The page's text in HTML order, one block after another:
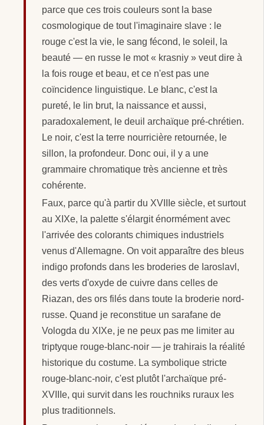
parce que ces trois couleurs sont la base
cosmologique de tout l'imaginaire slave : le
rouge c'est la vie, le sang fécond, le soleil, la
beauté — en russe le mot « krasniy » veut dire à
la fois rouge et beau, et ce n'est pas une
coïncidence linguistique. Le blanc, c'est la
pureté, le lin brut, la naissance et aussi,
paradoxalement, le deuil archaïque pré-chrétien.
Le noir, c'est la terre nourricière retournée, le
sillon, la profondeur. Donc oui, il y a une
grammaire chromatique très ancienne et très
cohérente.
Faux, parce qu'à partir du XVIIIe siècle, et surtout
au XIXe, la palette s'élargit énormément avec
l'arrivée des colorants chimiques industriels
venus d'Allemagne. On voit apparaître des bleus
indigo profonds dans les broderies de Iaroslavl,
des verts d'oxyde de cuivre dans celles de
Riazan, des ors filés dans toute la broderie nord-
russe. Quand je reconstitue un sarafane de
Vologda du XIXe, je ne peux pas me limiter au
triptyque rouge-blanc-noir — je trahirais la réalité
historique du costume. La symbolique stricte
rouge-blanc-noir, c'est plutôt l'archaïque pré-
XVIIIe, qui survit dans les rouchniks ruraux les
plus traditionnels.